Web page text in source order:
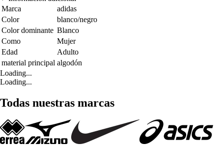
Marca
adidas
Color
blanco/negro
Color dominante Blanco
Como
Mujer
Edad
Adulto
material principal algodón
Loading...
Loading...
Todas nuestras marcas